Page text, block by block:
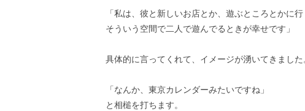
「私は、彼と新しいお店とか、遊ぶところとかに
そういう空間で二人で遊んでるときが幸せです」
具体的に言ってくれて、イメージが湧いてきました
「なんか、東京カレンダーみたいですね」
と相槌を打ちます。